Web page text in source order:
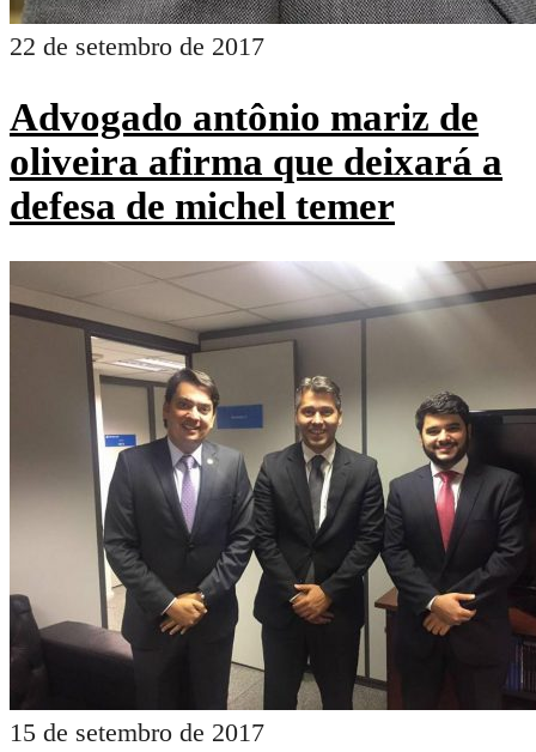
22 de setembro de 2017
Advogado antônio mariz de
oliveira afirma que deixará a
defesa de michel temer
15 de setembro de 2017